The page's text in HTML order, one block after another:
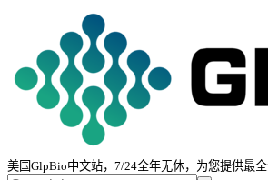
美国GlpBio中文站，7/24全年无休，为您提供最